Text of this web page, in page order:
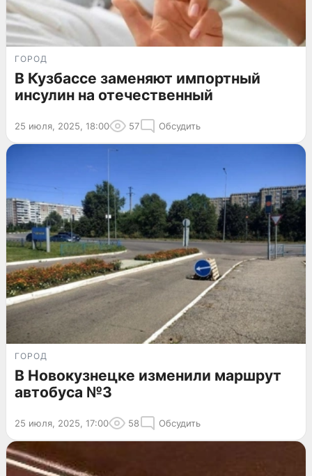
ГОРОД
В Кузбассе заменяют импортный
инсулин на отечественный
25 июля, 2025, 18:00 57 Обсудить
ГОРОД
В Новокузнецке изменили маршрут
автобуса №3
25 июля, 2025, 17:00 58 Обсудить